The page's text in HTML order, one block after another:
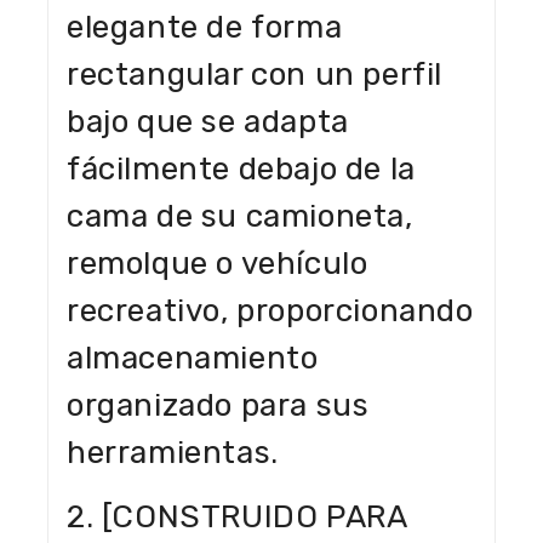
elegante de forma
rectangular con un perfil
bajo que se adapta
fácilmente debajo de la
cama de su camioneta,
remolque o vehículo
recreativo, proporcionando
almacenamiento
organizado para sus
herramientas.
2. [CONSTRUIDO PARA